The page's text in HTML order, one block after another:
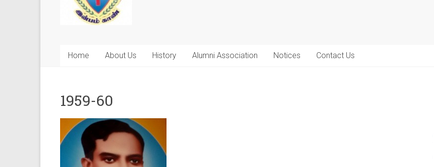
Home About Us History Alumni Association Notices Contact Us
1959-60